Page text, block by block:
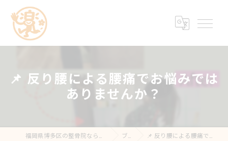
📌 反り腰による腰痛でお悩みでは
ありませんか？
ブログ 📌 反り腰による腰痛でお悩みではありませんか？